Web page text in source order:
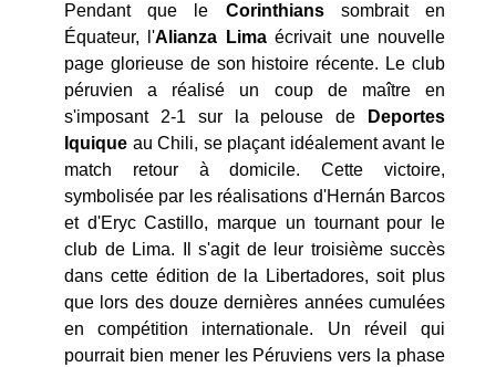
Pendant que le Corinthianssombrait en
Équateur, l'Alianza Limaécrivait une nouvelle
page glorieuse de son histoire récente. Le club
péruvien a réalisé un coup de maître en
s'imposant 2-1 sur la pelouse de
Deportes
Iquique au Chili, se plaçant idéalement avant le
match retour à domicile. Cette victoire,
symbolisée par les réalisations d'Hernán Barcos
et d'Eryc Castillo, marque un tournant pour le
club de Lima. Il s'agit de leur troisième succès
dans cette édition de la Libertadores, soit plus
que lors des douze dernières années cumulées
en compétition internationale. Un réveil qui
pourrait bien mener les Péruviens vers la phase